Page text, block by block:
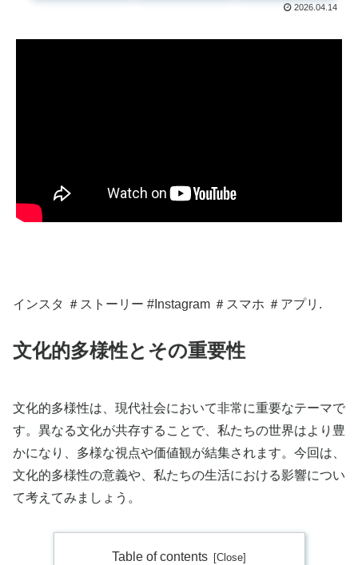
2026.04.14
インスタ ＃ストーリー #Instagram ＃スマホ ＃アプリ.
文化的多様性とその重要性
文化的多様性は、現代社会において非常に重要なテーマで
す。異なる文化が共存することで、私たちの世界はより豊
かになり、多様な視点や価値観が結集されます。今回は、
文化的多様性の意義や、私たちの生活における影響につい
て考えてみましょう。
Table of contents